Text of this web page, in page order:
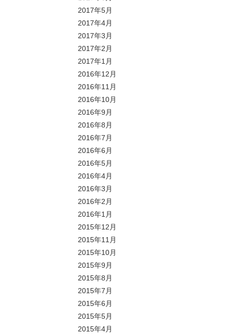
2017年5月
2017年4月
2017年3月
2017年2月
2017年1月
2016年12月
2016年11月
2016年10月
2016年9月
2016年8月
2016年7月
2016年6月
2016年5月
2016年4月
2016年3月
2016年2月
2016年1月
2015年12月
2015年11月
2015年10月
2015年9月
2015年8月
2015年7月
2015年6月
2015年5月
2015年4月